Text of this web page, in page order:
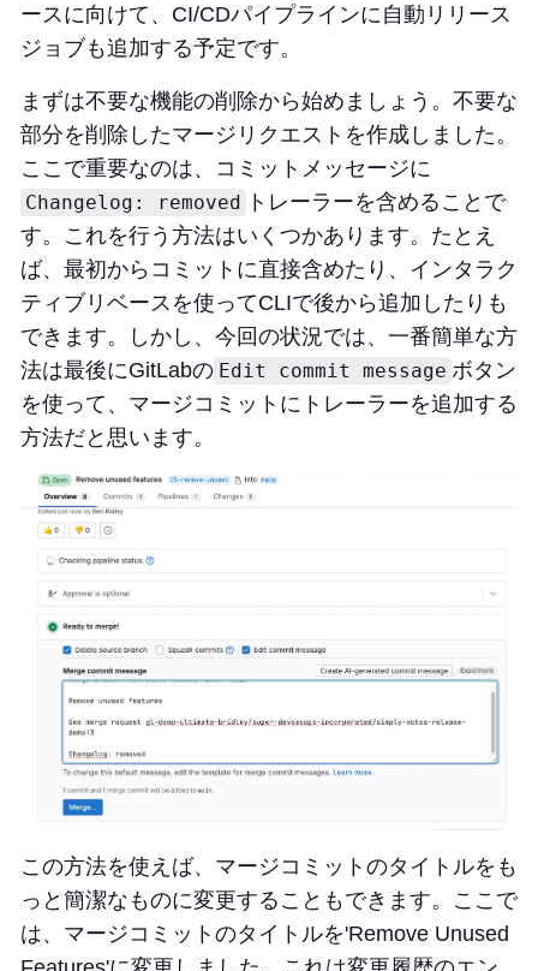
ースに向けて、CI/CDパイプラインに自動リリース
ジョブも追加する予定です。
まずは不要な機能の削除から始めましょう。不要な
部分を削除したマージリクエストを作成しました。
ここで重要なのは、コミットメッセージに
Changelog: removed トレーラーを含めることで
す。これを行う方法はいくつかあります。たとえ
ば、最初からコミットに直接含めたり、インタラク
ティブリベースを使ってCLIで後から追加したりも
できます。しかし、今回の状況では、一番簡単な方
法は最後にGitLabの Edit commit message ボタン
を使って、マージコミットにトレーラーを追加する
方法だと思います。
この方法を使えば、マージコミットのタイトルをも
っと簡潔なものに変更することもできます。ここで
は、マージコミットのタイトルを'Remove Unused